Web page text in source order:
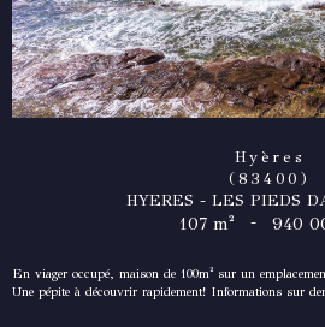
Hyères
(83400)
HYERES - LES PIEDS
107 m² - 940
En viager occupé, maison de 100m² sur un
Une pépite à découvrir rapidement! Informations sur